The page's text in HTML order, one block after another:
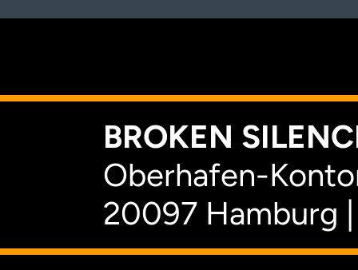
BROKEN
Oberhafen-
20097 Hamburg